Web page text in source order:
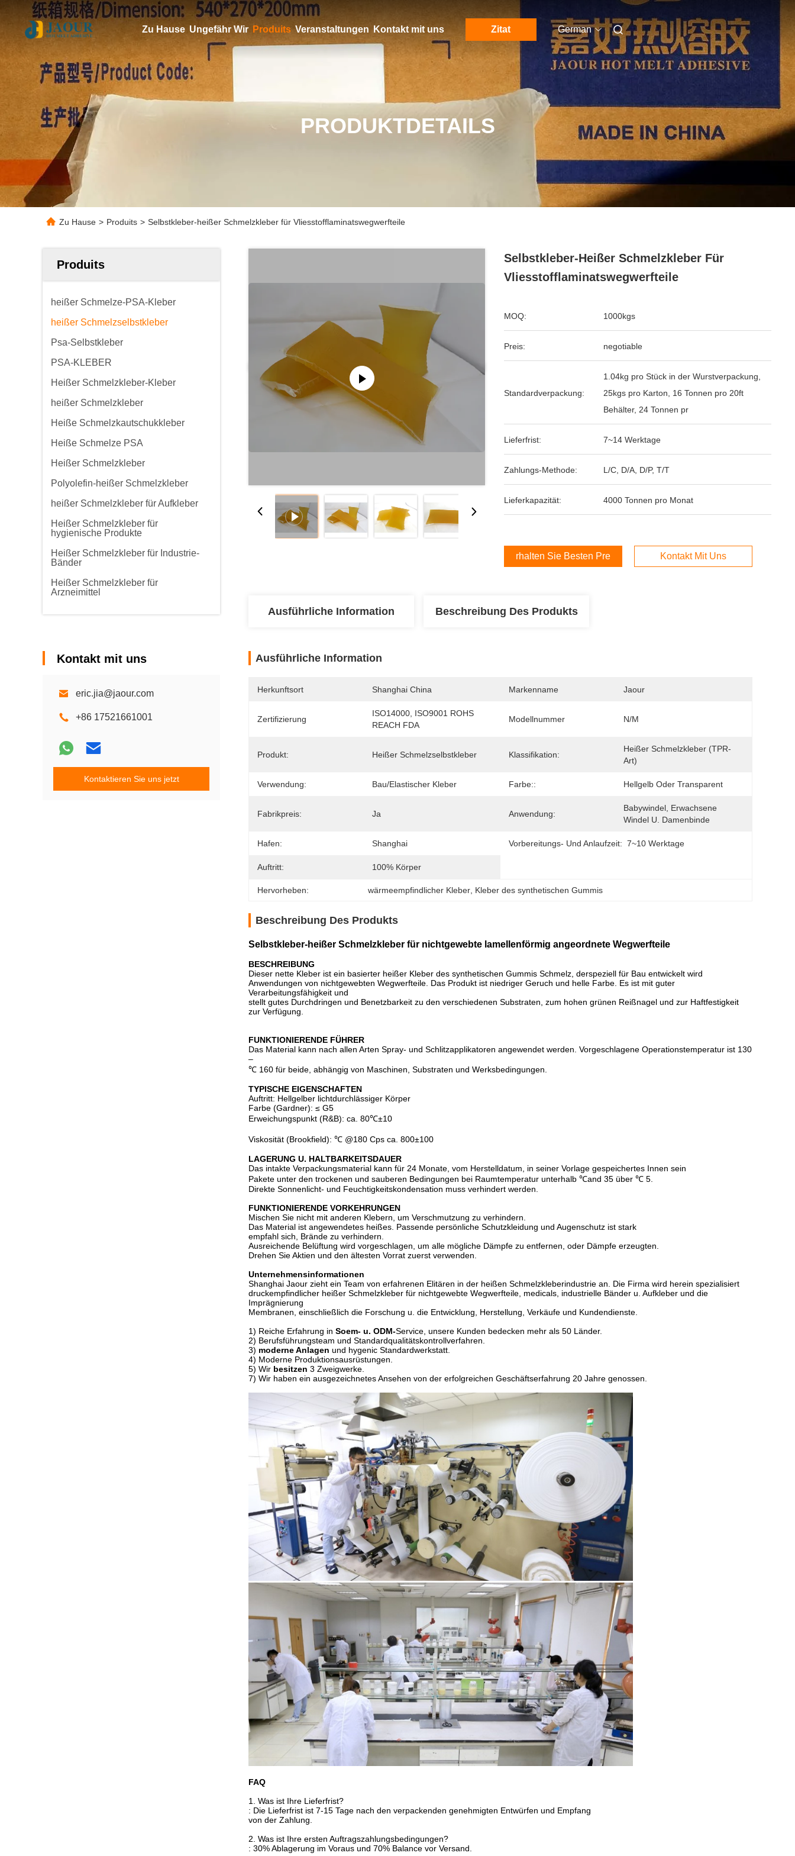
Zu Hause Ungefähr Wir Produits Veranstaltungen Kontakt mit uns Zitat German
PRODUKTDETAILS
Zu Hause > Produits > Selbstkleber-heißer Schmelzkleber für Vliesstofflaminatswegwerfteile
Produits
heißer Schmelze-PSA-Kleber
heißer Schmelzselbstkleber
Psa-Selbstkleber
PSA-KLEBER
Heißer Schmelzkleber-Kleber
heißer Schmelzkleber
Heiße Schmelzkautschukkleber
Heiße Schmelze PSA
Heißer Schmelzkleber
Polyolefin-heißer Schmelzkleber
heißer Schmelzkleber für Aufkleber
Heißer Schmelzkleber für
hygienische Produkte
Heißer Schmelzkleber für Industrie-
Bänder
Heißer Schmelzkleber für
Arzneimittel
Kontakt mit uns
eric.jia@jaour.com
+86 17521661001
Kontaktieren Sie uns jetzt
Selbstkleber-Heißer Schmelzkleber Für
Vliesstofflaminatswegwerfteile
MOQ: 1000kgs
Preis: negotiable
Standardverpackung:
1.04kg pro Stück in der Wurstverpackung,
25kgs pro Karton, 16 Tonnen pro 20ft
Behälter, 24 Tonnen pr
Lieferfrist: 7~14 Werktage
Zahlungs-Methode: L/C, D/A, D/P, T/T
Lieferkapazität: 4000 Tonnen pro Monat
Erhalten Sie Besten Preis Kontakt Mit Uns
Ausführliche Information Beschreibung Des Produkts
Ausführliche Information
Herkunftsort Shanghai China Markenname Jaour
Zertifizierung
ISO14000, ISO9001 ROHS
REACH FDA
Modellnummer N/M
Produkt: Heißer Schmelzselbstkleber Klassifikation:
Heißer Schmelzkleber (TPR-
Art)
Verwendung: Bau/elastischer Kleber Farbe:: Hellgelb Oder Transparent
Fabrikpreis: Ja Anwendung:
Babywindel, Erwachsene
Windel U. Damenbinde
Hafen: Shanghai Vorbereitungs- Und Anlaufzeit: 7~10 Werktage
Auftritt: 100% Körper
Hervorheben: wärmeempfindlicher Kleber Kleber des synthetischen Gummis
Beschreibung Des Produkts
Selbstkleber-heißer Schmelzkleber für nichtgewebte lamellenförmig angeordnete Wegwerfteile
BESCHREIBUNG
Dieser nette Kleber ist ein basierter heißer Kleber des synthetischen Gummis Schmelz, derspeziell für Bau entwickelt wird
Anwendungen von nichtgewebten Wegwerfteile. Das Produkt ist niedriger Geruch und helle Farbe. Es ist mit guter
Verarbeitungsfähigkeit und
stellt gutes Durchdringen und Benetzbarkeit zu den verschiedenen Substraten, zum hohen grünen Reißnagel und zur Haftfestigkeit
zur Verfügung.
FUNKTIONIERENDE FÜHRER
Das Material kann nach allen Arten Spray- und Schlitzapplikatoren angewendet werden. Vorgeschlagene Operationstemperatur ist 130
–
℃ 160 für beide, abhängig von Maschinen, Substraten und Werksbedingungen.
TYPISCHE EIGENSCHAFTEN
Auftritt: Hellgelber lichtdurchlässiger Körper
Farbe (Gardner): ≤ G5
Erweichungspunkt (R&B): ca. 80℃±10
Viskosität (Brookfield): ℃ @180 Cps ca. 800±100
LAGERUNG U. HALTBARKEITSDAUER
Das intakte Verpackungsmaterial kann für 24 Monate, vom Herstelldatum, in seiner Vorlage gespeichertes Innen sein
Pakete unter den trockenen und sauberen Bedingungen bei Raumtemperatur unterhalb ℃and 35 über ℃ 5.
Direkte Sonnenlicht- und Feuchtigkeitskondensation muss verhindert werden.
FUNKTIONIERENDE VORKEHRUNGEN
Mischen Sie nicht mit anderen Klebern, um Verschmutzung zu verhindern.
Das Material ist angewendetes heißes. Passende persönliche Schutzkleidung und Augenschutz ist stark
empfahl sich, Brände zu verhindern.
Ausreichende Belüftung wird vorgeschlagen, um alle mögliche Dämpfe zu entfernen, oder Dämpfe erzeugten.
Drehen Sie Aktien und den ältesten Vorrat zuerst verwenden.
Unternehmensinformationen
Shanghai Jaour zieht ein Team von erfahrenen Elitären in der heißen Schmelzkleberindustrie an. Die Firma wird herein spezialisiert
druckempfindlicher heißer Schmelzkleber für nichtgewebte Wegwerfteile, medicals, industrielle Bänder u. Aufkleber und die
Imprägnierung
Membranen, einschließlich die Forschung u. die Entwicklung, Herstellung, Verkäufe und Kundendienste.
1) Reiche Erfahrung in Soem- u. ODM-Service, unsere Kunden bedecken mehr als 50 Länder.
2) Berufsführungsteam und Standardqualitätskontrollverfahren.
3) moderne Anlagen und hygenic Standardwerkstatt.
4) Moderne Produktionsausrüstungen.
5) Wir besitzen 3 Zweigwerke.
7) Wir haben ein ausgezeichnetes Ansehen von der erfolgreichen Geschäftserfahrung 20 Jahre genossen.
FAQ
1. Was ist Ihre Lieferfrist?
: Die Lieferfrist ist 7-15 Tage nach den verpackenden genehmigten Entwürfen und Empfang
von der Zahlung.
2. Was ist Ihre ersten Auftragszahlungsbedingungen?
: 30% Ablagerung im Voraus und 70% Balance vor Versand.